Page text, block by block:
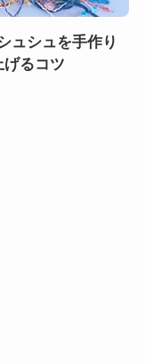
ュシュを手作り
げるコツ